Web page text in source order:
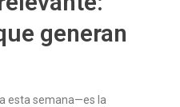
generan
esta semana—es la